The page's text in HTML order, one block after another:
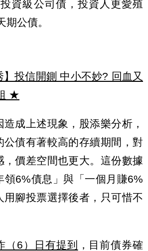
資級公司債，投資人更愛殖
公債。
投信開鍘 中小不妙? 回血又
★
成上述現象，股添樂分析，
公債有著較高的存續期間，對
，價差空間也更大。這份數據
領6%債息」與「一個月賺6%
用腳投票選擇後者，只可惜不
（6）日有提到
，目前債券確